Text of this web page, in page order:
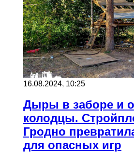
16.08.2024, 10:25
Дыры в заборе и
колодцы.
Гродно
для опасных игр